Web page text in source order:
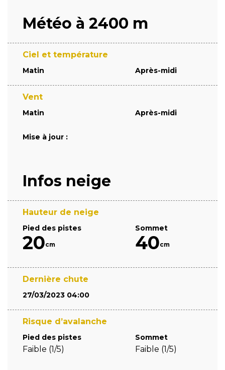
Météo à 2400 m
Ciel et température
Matin Après-midi
Vent
Matin Après-midi
Mise à jour :
Infos neige
Hauteur de neige
Pied des pistes
20cm
Sommet
40cm
Dernière chute
27/03/2023 04:00
Risque d’avalanche
Pied des pistes
Faible (1/5)
Sommet
Faible (1/5)